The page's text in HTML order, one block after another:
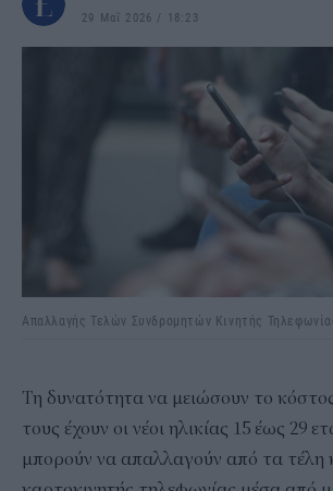
29 Μαΐ 2026
18:23
Απαλλαγής Τελών Συνδρομητών Κινητής
Τη δυνατότητα να μειώσουν το
τους έχουν οι νέοι ηλικίας 15 έως 29
μπορούν να απαλλαγούν από τα τέλη